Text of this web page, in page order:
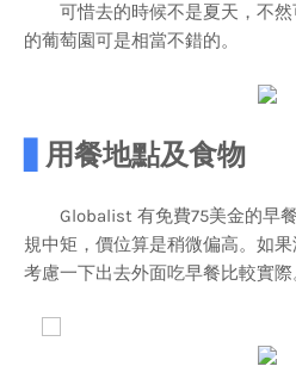
可惜去的時候不是夏天，不然
的葡萄園可是相當不錯的。
用餐地點及食物
Globalist 有免費75美金的早餐
規中矩，價位算是稍微偏高。如
考慮一下出去外面吃早餐比較實際